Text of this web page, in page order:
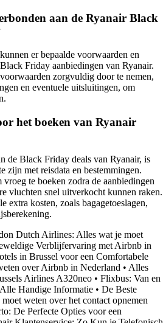
aan de Ryanair Black
er bepaalde voorwaarden en
Friday aanbiedingen van Ryanair.
zorgvuldig door te nemen,
en eventuele uitsluitingen, om
het boeken van Ryanair
de Black Friday deals van Ryanair, is
zijn met reisdata en bestemmingen.
te boeken zodra de aanbiedingen
vluchten snel uitverkocht kunnen raken.
extra kosten, zoals bagagetoeslagen,
Dutch Airlines: Alles wat je moet
Verblijfervaring met Airbnb in
in Brussel voor een Comfortabele
over Airbnb in Nederland • Alles
Airlines A320neo • Flixbus: Van en
Handige Informatie • De Beste
weten over het contact opnemen
De Perfecte Opties voor een